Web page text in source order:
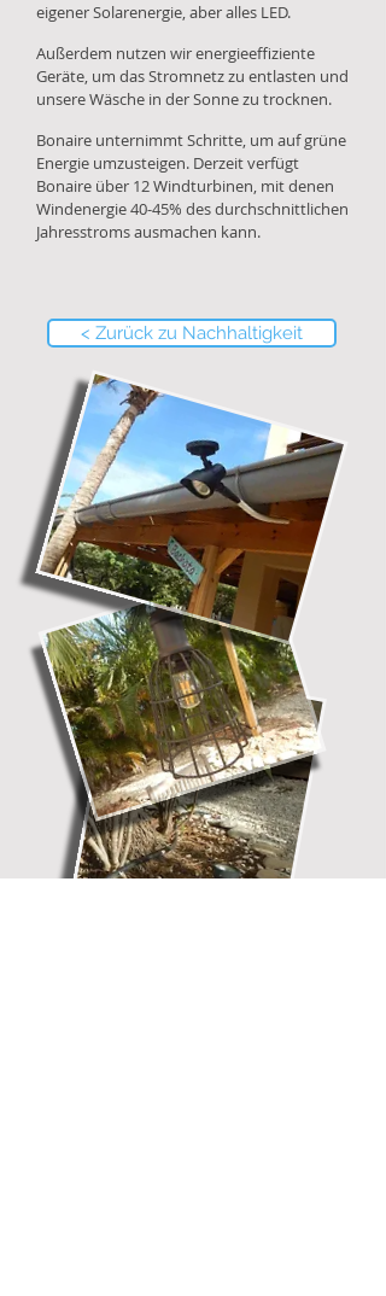
eigener Solarenergie, aber alles LED.
Außerdem nutzen wir energieeffiziente
Geräte, um das Stromnetz zu entlasten und
unsere Wäsche in der Sonne zu trocknen.
Bonaire unternimmt Schritte, um auf grüne
Energie umzusteigen. Derzeit verfügt
Bonaire über 12 Windturbinen, mit denen
Windenergie 40-45% des durchschnittlichen
Jahresstroms ausmachen kann.
< Zurück zu Nachhaltigkeit